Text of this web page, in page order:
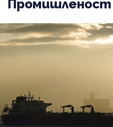
Промишленост